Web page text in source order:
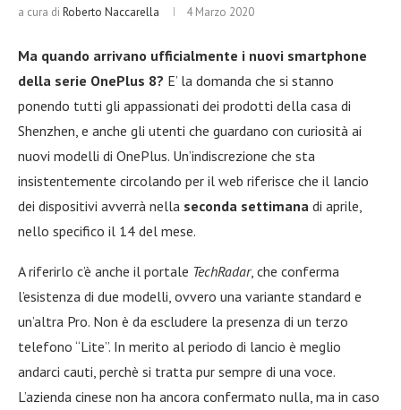
a cura di Roberto Naccarella 4 Marzo 2020
Ma quando arrivano ufficialmente i nuovi smartphone
della serie OnePlus 8? E’ la domanda che si stanno
ponendo tutti gli appassionati dei prodotti della casa di
Shenzhen, e anche gli utenti che guardano con curiosità ai
nuovi modelli di OnePlus. Un’indiscrezione che sta
insistentemente circolando per il web riferisce che il lancio
dei dispositivi avverrà nella seconda settimana di aprile,
nello specifico il 14 del mese.
A riferirlo c’è anche il portale TechRadar, che conferma
l’esistenza di due modelli, ovvero una variante standard e
un’altra Pro. Non è da escludere la presenza di un terzo
telefono “Lite”. In merito al periodo di lancio è meglio
andarci cauti, perchè si tratta pur sempre di una voce.
L’azienda cinese non ha ancora confermato nulla, ma in caso